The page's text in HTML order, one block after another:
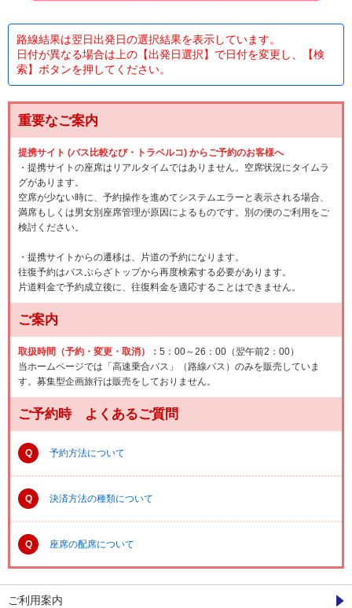
路線結果は翌日出発日の選択結果を表示しています。
日付が異なる場合は上の【出発日選択】で日付を変更し、【検
索】ボタンを押してください。
重要なご案内
提携サイト (バス比較なび・トラベルコ) からご予約のお客様へ
・提携サイトの座席はリアルタイムではありません。空席状況にタイムラ
グがあります。
空席が少ない時に、予約操作を進めてシステムエラーと表示される場合、
満席もしくは男女別座席管理が原因によるものです。別の便のご利用をご
検討ください。
・提携サイトからの遷移は、片道の予約になります。
往復予約はバスぷらざトップから再度検索する必要があります。
片道料金で予約成立後に、往復料金を適応することはできません。
ご案内
取扱時間（予約・変更・取消）： 5：00～26：00（翌午前2：00）
当ホームページでは「高速乗合バス」（路線バス）のみを販売していま
す。募集型企画旅行は販売をしておりません。
ご予約時 よくあるご質問
Q 予約方法について
Q 決済方法の種類について
Q 座席の配席について
ご利用案内